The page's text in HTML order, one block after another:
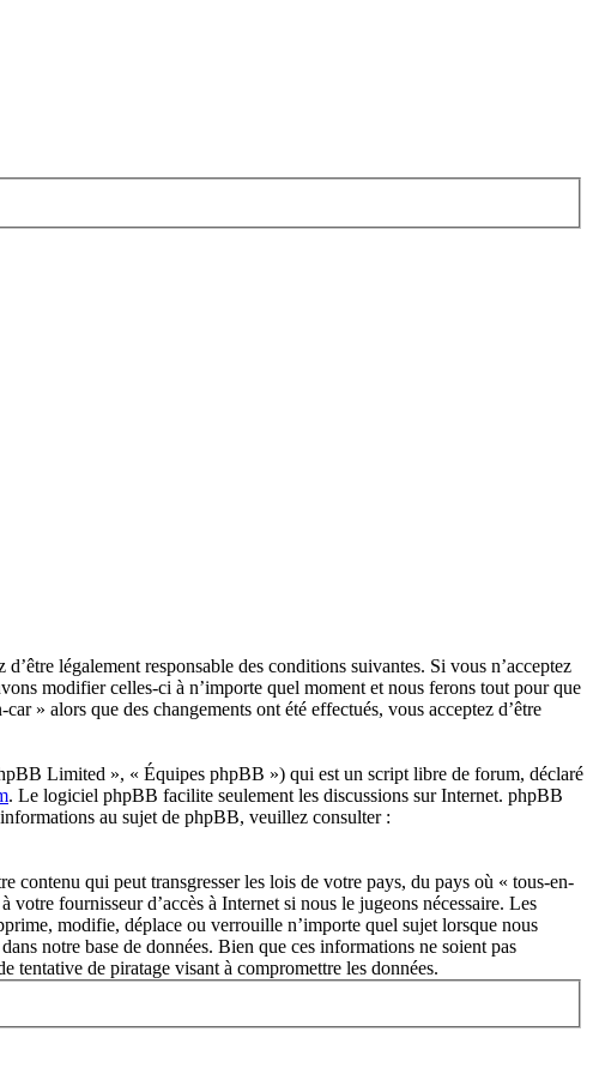
légalement responsable des conditions suivantes. Si vous n’acceptez
modifier celles-ci à n’importe quel moment et nous ferons tout pour que
» alors que des changements ont été effectués, vous acceptez d’être
Limited », « Équipes phpBB ») qui est un script libre de forum, déclaré
. Le logiciel phpBB facilite seulement les discussions sur Internet. phpBB
au sujet de phpBB, veuillez consulter :
contenu qui peut transgresser les lois de votre pays, du pays où « tous-en-
fournisseur d’accès à Internet si nous le jugeons nécessaire. Les
modifie, déplace ou verrouille n’importe quel sujet lorsque nous
notre base de données. Bien que ces informations ne soient pas
tentative de piratage visant à compromettre les données.